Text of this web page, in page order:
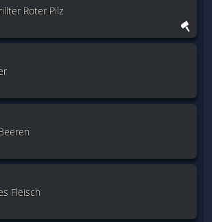
Roter Pilz
Fleisch